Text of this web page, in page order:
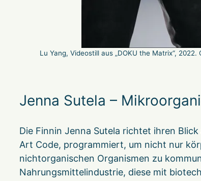
Lu Yang, Videostill aus „DOKU the Matrix“,
Jenna Sutela –
Die Finnin Jenna Sutela richtet ihren
Art Code, programmiert, um nicht nur
nichtorganischen Organismen zu
Nahrungsmittelindustrie, diese mit